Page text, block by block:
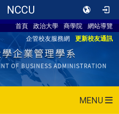
NCCU
首頁 政治大學 商學院
網站導覽
企管校友服務網
更新校友通訊
MENU